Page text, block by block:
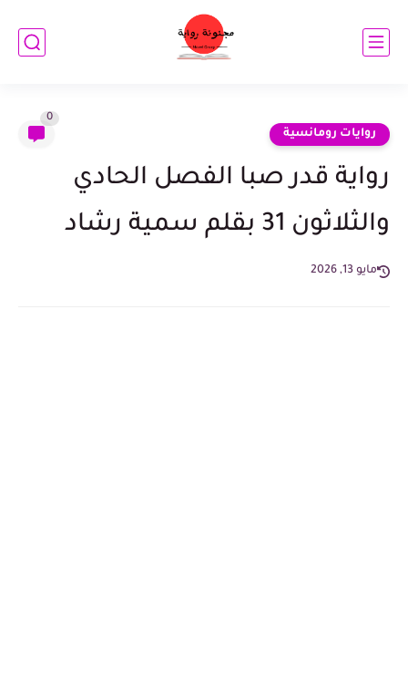
روايات رومانسية
0
رواية قدر صبا الفصل الحادي
والثلاثون 31 بقلم سمية رشاد
مايو 13, 2026